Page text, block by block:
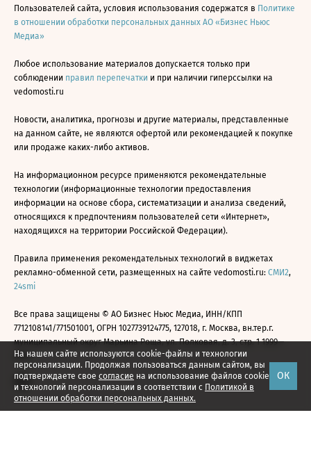
На нашем сайте используются cookie-файлы и технологии
персонализации. Продолжая пользоваться данным сайтом, вы
подтверждаете свое согласие на использование файлов cookie
и технологий персонализации в соответствии с Политикой в
отношении обработки персональных данных.
ОК
Пользователей сайта, условия использования содержатся в Политике
в отношении обработки персональных данных АО «Бизнес Ньюс
Медиа»
Любое использование материалов допускается только при
соблюдении правил перепечатки и при наличии гиперссылки на
vedomosti.ru
Новости, аналитика, прогнозы и другие материалы, представленные
на данном сайте, не являются офертой или рекомендацией к покупке
или продаже каких-либо активов.
На информационном ресурсе применяются рекомендательные
технологии (информационные технологии предоставления
информации на основе сбора, систематизации и анализа сведений,
относящихся к предпочтениям пользователей сети «Интернет»,
находящихся на территории Российской Федерации).
Правила применения рекомендательных технологий в виджетах
рекламно-обменной сети, размещенных на сайте vedomosti.ru: СМИ2,
24smi
Все права защищены © АО Бизнес Ньюс Медиа, ИНН/КПП
7712108141/771501001, ОГРН 1027739124775, 127018, г. Москва, вн.тер.г.
муниципальный округ Марьина Роща, ул. Полковая, д. 3, стр. 1 1999—
2026